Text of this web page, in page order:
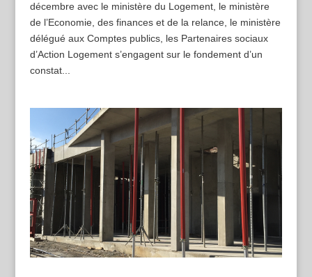
décembre avec le ministère du Logement, le ministère
de l’Economie, des finances et de la relance, le ministère
délégué aux Comptes publics, les Partenaires sociaux
d’Action Logement s’engagent sur le fondement d’un
constat...